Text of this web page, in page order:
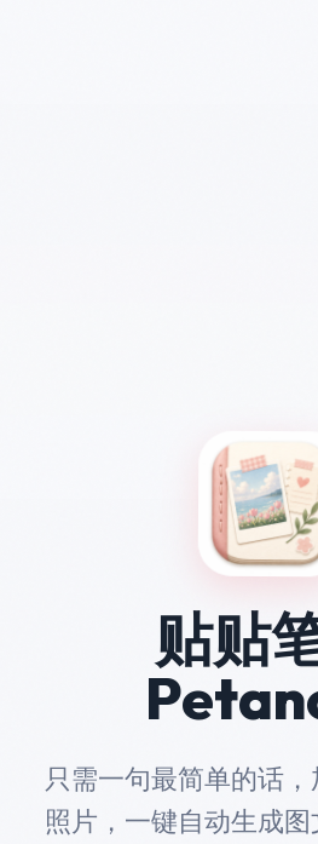
贴贴
只需一句最简单的话
照片，一键自动生成